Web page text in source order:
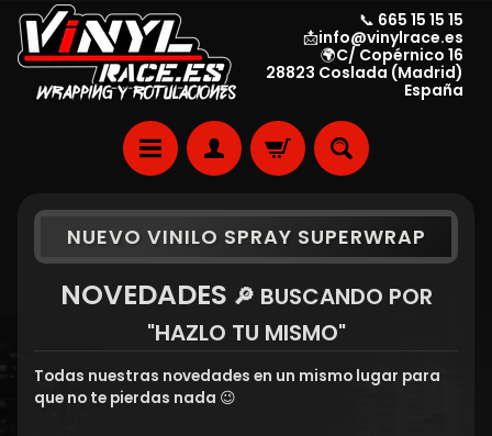
📞 665 15 15 15
📩info@vinylrace.es
🌍C/ Copérnico 16
28823 Coslada (Madrid)
España
NUEVO VINILO SPRAY SUPERWRAP
NOVEDADES 🔎 BUSCANDO POR
"HAZLO TU MISMO"
Todas nuestras novedades en un mismo lugar para
que no te pierdas nada 😉